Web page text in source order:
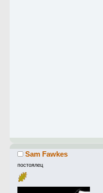
Sam Fawkes
постоялец